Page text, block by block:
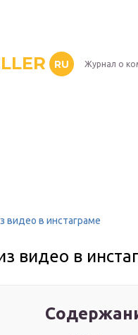
RU Журнал о
видео в инстаграме
видео в